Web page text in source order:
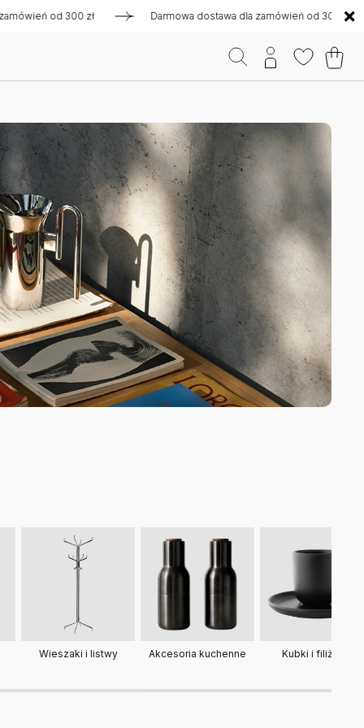
od 300 zł Darmowa dostawa dla zamówień od 300 zł
Wieszaki i listwy Akcesoria kuchenne Kubki i filiżanki